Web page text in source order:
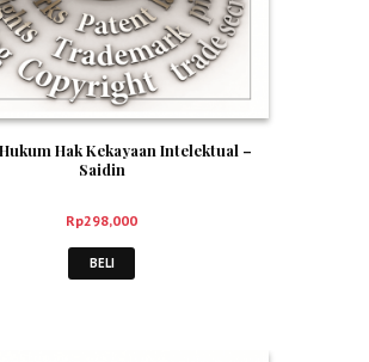
Hak Kekayaan Intelektual –
Saidin
Rp298,000
BELI